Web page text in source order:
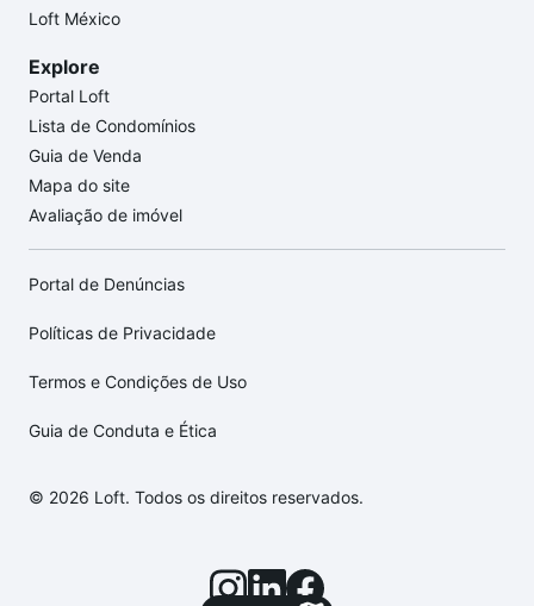
Loft México
Explore
Portal Loft
Lista de Condomínios
Guia de Venda
Mapa do site
Avaliação de imóvel
Portal de Denúncias
Políticas de Privacidade
Termos e Condições de Uso
Guia de Conduta e Ética
© 2026 Loft. Todos os direitos reservados.